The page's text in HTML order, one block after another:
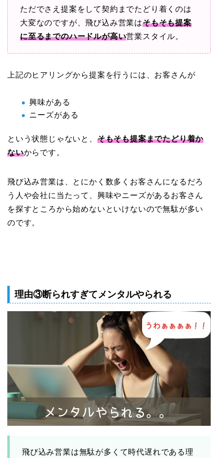
ただでさえ提案をして契約までたどり着くのは
大変なのですが、飛び込み営業はそもそも提案
に至るまでのハードルが高い営業スタイル。
上記のヒアリングから提案を行うには、お客さんが
興味がある
ニーズがある
という状態じゃないと、 そもそも提案までたどり着か
ないからです。
飛び込み営業は、とにかく数多くお客さんになるだろ
う人や会社に当たって、興味やニーズがあるお客さん
を探すところから始めないといけないので無駄が多い
のです。
理由③断られすぎてメンタルやられる
飛び込み営業は無駄が多くて時代遅れである理